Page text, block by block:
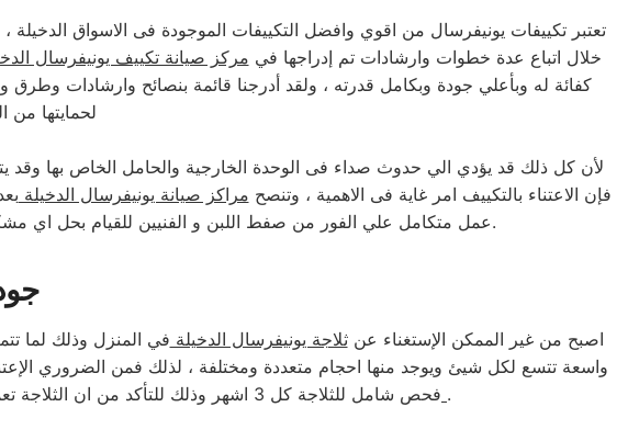
تعتبر تكييفات يونيفرسال من اقوي وافضل التكييفات الموجودة فى الاسواق الدخيلة ،
خلال اتباع عدة خطوات وارشادات تم إدراجها في مركز صيانة تكييف يونيفرسال
كفائة له وبأعلي جودة وبكامل قدرته ، ولقد أدرجنا قائمة بنصائح وارشادات وطرق
لحمايتها من
لأن كل ذلك قد يؤدي الي حدوث صداء فى الوحدة الخارجية والحامل الخاص بها وقد
فإن الاعتناء بالتكييف امر غاية فى الاهمية ، وتنصح مراكز صيانة يونيفرسال الدخيلة
عمل متكامل علي الفور من صفط اللبن و الفنيين للقيام بحل اي مشكلة قد تواجههم فى تكييفات يونيفرسال المختلفة وبأحدث اجهزة ومعدات الصيانة الموجودة في العالم.
اصبح من غير الممكن الإستغناء عنثلاجة يونيفرسال الدخيلة في المنزل وذلك لما
واسعة تتسع لكل شيئ ويوجد منها احجام متعددة ومختلفة ، لذلك فمن الضروري
فحص شامل للثلاجة كل 3 اشهر وذلك للتأكد من ان الثلاجة تعمل بشكل سليم وبنفس كفائتها ، وننصح سيادتكم بقرائة نصائح .